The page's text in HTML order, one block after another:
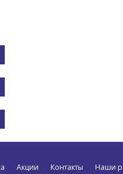
Акции Контакты Наши